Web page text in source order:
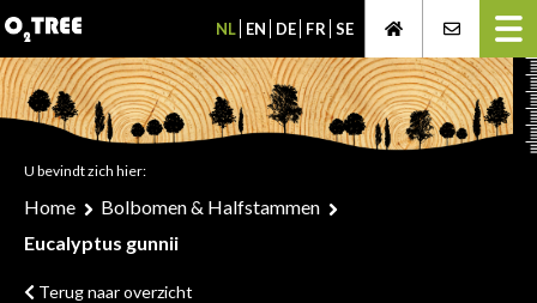
NL EN DE FR SE
U bevindt zich hier:
Home
Bolbomen & Halfstammen
Eucalyptus gunnii
Terug naar overzicht